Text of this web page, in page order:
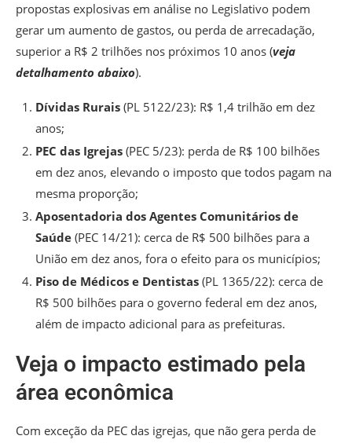
propostas explosivas em análise no Legislativo podem
gerar um aumento de gastos, ou perda de arrecadação,
superior a R$ 2 trilhões nos próximos 10 anos (veja
detalhamento abaixo).
Dívidas Rurais (PL 5122/23): R$ 1,4 trilhão em dez
anos;
PEC das Igrejas (PEC 5/23): perda de R$ 100 bilhões
em dez anos, elevando o imposto que todos pagam na
mesma proporção;
Aposentadoria dos Agentes Comunitários de
Saúde (PEC 14/21): cerca de R$ 500 bilhões para a
União em dez anos, fora o efeito para os municípios;
Piso de Médicos e Dentistas (PL 1365/22): cerca de
R$ 500 bilhões para o governo federal em dez anos,
além de impacto adicional para as prefeituras.
Veja o impacto estimado pela
área econômica
Com exceção da PEC das igrejas, que não gera perda de